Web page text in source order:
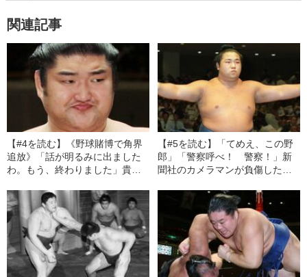
関連記事
【#4を読む】《野球賭博で角界
追放》「話が明るみに出ました
わ。もう、終わりました」貴闘
間”と琴光喜への懺悔
【#5を読む】「てめえ、この野
郎」「警察呼べ！ 警察！」新
聞社のカメラマンが負傷した千
み合う緊迫の土俵入り写真》